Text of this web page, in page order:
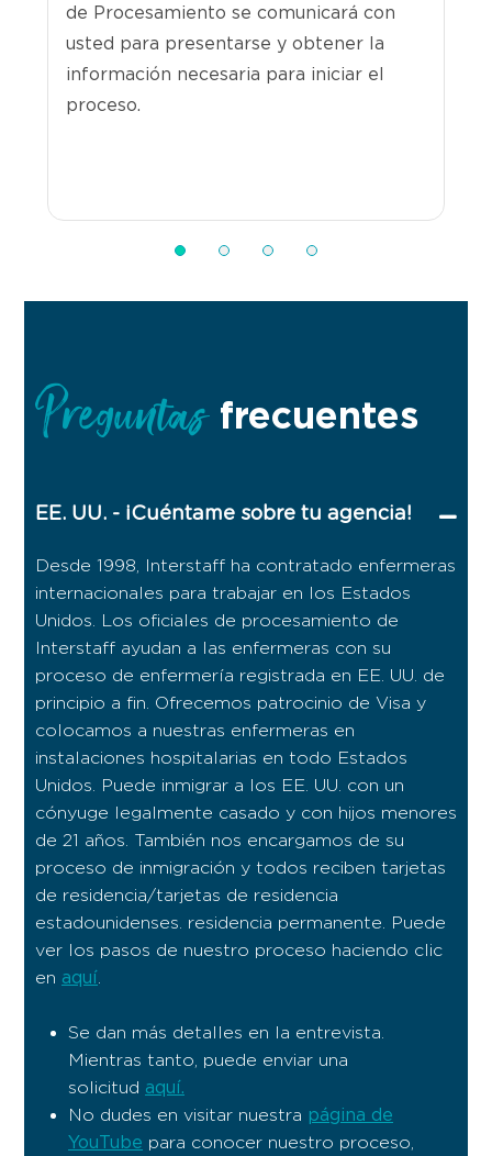
de Procesamiento se comunicará con
usted para presentarse y obtener la
información necesaria para iniciar el
proceso.
Preguntasfrecuentes
EE. UU. - ¡Cuéntame sobre tu agencia!
Desde 1998, Interstaff ha contratado enfermeras
internacionales para trabajar en los Estados
Unidos. Los oficiales de procesamiento de
Interstaff ayudan a las enfermeras con su
proceso de enfermería registrada en EE. UU. de
principio a fin. Ofrecemos patrocinio de Visa y
colocamos a nuestras enfermeras en
instalaciones hospitalarias en todo Estados
Unidos. Puede inmigrar a los EE. UU. con un
cónyuge legalmente casado y con hijos menores
de 21 años. También nos encargamos de su
proceso de inmigración y todos reciben tarjetas
de residencia/tarjetas de residencia
estadounidenses. residencia permanente. Puede
ver los pasos de nuestro proceso haciendo clic
en aquí
Se dan más detalles en la entrevista.
Mientras tanto, puede enviar una
solicitud aquí.
No dudes en visitar nuestra página de
YouTube para conocer nuestro proceso,